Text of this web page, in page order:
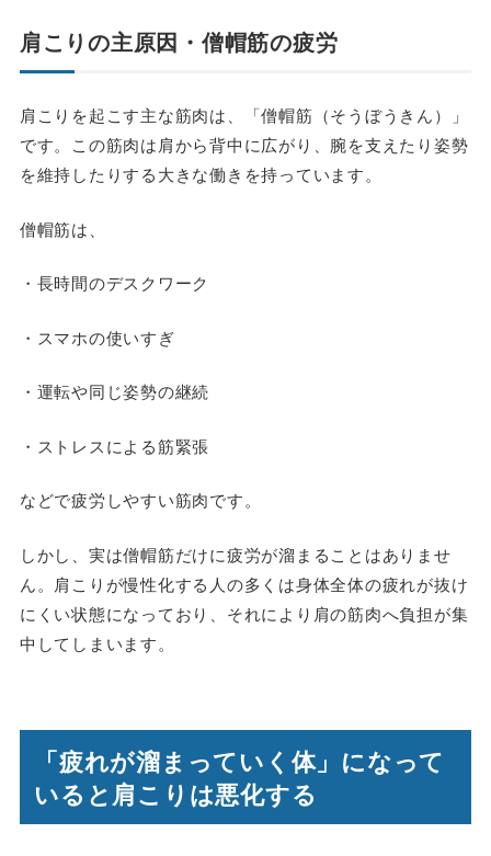
肩こりの主原因・僧帽筋の疲労
肩こりを起こす主な筋肉は、「僧帽筋（そうぼうきん）」
です。この筋肉は肩から背中に広がり、腕を支えたり姿勢
を維持したりする大きな働きを持っています。
僧帽筋は、
・長時間のデスクワーク
・スマホの使いすぎ
・運転や同じ姿勢の継続
・ストレスによる筋緊張
などで疲労しやすい筋肉です。
しかし、実は僧帽筋だけに疲労が溜まることはありませ
ん。肩こりが慢性化する人の多くは身体全体の疲れが抜け
にくい状態になっており、それにより肩の筋肉へ負担が集
中してしまいます。
「疲れが溜まっていく体」になって
いると肩こりは悪化する